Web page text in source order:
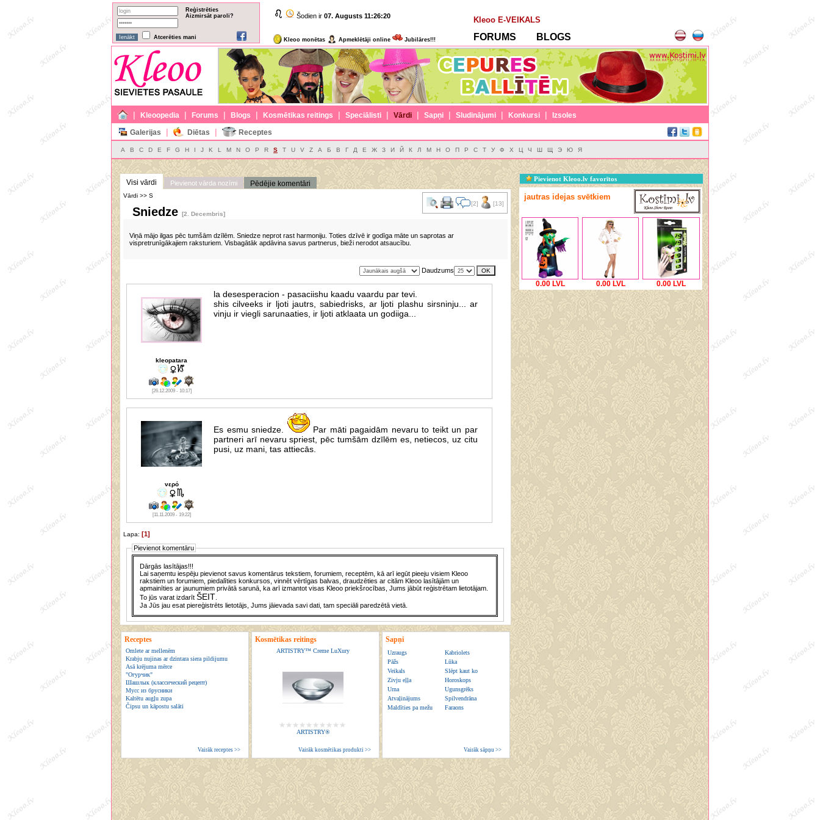
Reģistrēties
Aizmirsāt paroli?
Atcerēties mani
Šodien ir 07. Augusts 11:26:20
Kleoo monētas Apmeklētāji online Jubilāres!!!
Kleoo E-VEIKALS
FORUMS BLOGS
| Kleoopedia | Forums | Blogs | Kosmētikas reitings | Speciālisti | Vārdi | Sapņi | Sludinājumi | Konkursi |
Izsoles
Galerijas
| Diētas | Receptes
A B C D E F G H I J K L M N O P R S T U V Z А Б В Г Д Е Ж З И Й К Л М Н О П Р С Т У Ф Х Ц Ч Ш Щ Э Ю Я
Visi vārdi Pievienot vārda nozīmi Pēdējie komentāri
[2] [13]
Vārdi >> S
Sniedze [2. Decembris]
Viņā mājo ilgas pēc tumšām dzīlēm. Sniedze neprot rast harmoniju. Toties dzīvē ir godīga māte un saprotas ar
vispretrunīgākajiem raksturiem. Visbagātāk apdāvina savus partnerus, bieži nerodot atsaucību.
Daudzums
kleopatara
[26.12.2009 - 10:17]
la desesperacion - pasaciishu kaadu vaardu par tevi.
shis cilveeks ir ljoti jautrs, sabiedrisks, ar ljoti plashu sirsninju... ar
vinju ir viegli sarunaaties, ir ljoti atklaata un godiiga...
νερό
[11.11.2009 - 19:22]
Es esmu sniedze.
Par māti pagaidām nevaru to teikt un par
partneri arī nevaru spriest, pēc tumšām dzīlēm es, netiecos, uz citu
pusi, uz mani, tas attiecās.
Lapa: [1]
Pievienot komentāru
Dārgās lasītājas!!!
Lai saņemtu iespēju pievienot savus komentārus tekstiem, forumiem, receptēm, kā arī iegūt pieeju visiem Kleoo
rakstiem un forumiem, piedalīties konkursos, vinnēt vērtīgas balvas, draudzēties ar citām Kleoo lasītājām un
apmainīties ar jaunumiem privātā sarunā, ka arī izmantot visas Kleoo priekšrocības, Jums jābūt reģistrētam lietotājam.
To jūs varat izdarītŠEIT
Ja Jūs jau esat piereģistrēts lietotājs, Jums jāievada savi dati, tam speciāli paredzētā vietā.
Receptes
Omlete ar mellenēm
Krabju nujinas ar dzintara siera pildijumu
Asā krējuma mērce
"Огурчик"
Шашлык (классический рецепт)
Мусс из брусники
Kaltētu augļu zupa
Čipsu un kāpostu salāti
Vairāk receptes >>
Kosmētikas reitings
ARTISTRY™ Creme LuXury
ARTISTRY®
Vairāk kosmētikas produkti >>
Sapņi
Uzraugs
Kabriolets
Pāžs
Lūka
Veikals
Slēpt kaut ko
Zivju eļļa
Horoskops
Urna
Ugunsgrēks
Atvaļinājums
Spilvendrāna
Maldīties pa mežu
Faraons
Vairāk sāpņu >>
Pievienot Kleoo.lv favorītos
jautras idejas svētkiem
0.00 LVL 0.00 LVL 0.00 LVL